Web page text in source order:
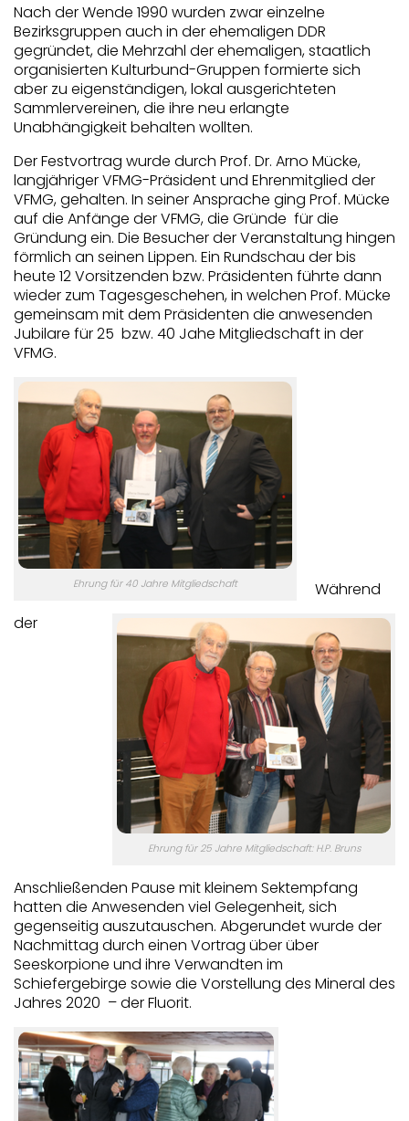
Nach der Wende 1990 wurden zwar einzelne
Bezirksgruppen auch in der ehemaligen DDR
gegründet, die Mehrzahl der ehemaligen, staatlich
organisierten Kulturbund-Gruppen formierte sich
aber zu eigenständigen, lokal ausgerichteten
Sammlervereinen, die ihre neu erlangte
Unabhängigkeit behalten wollten.
Der Festvortrag wurde durch Prof. Dr. Arno Mücke,
langjähriger VFMG-Präsident und Ehrenmitglied der
VFMG, gehalten. In seiner Ansprache ging Prof. Mücke
auf die Anfänge der VFMG, die Gründe für die
Gründung ein. Die Besucher der Veranstaltung hingen
förmlich an seinen Lippen. Ein Rundschau der bis
heute 12 Vorsitzenden bzw. Präsidenten führte dann
wieder zum Tagesgeschehen, in welchen Prof. Mücke
gemeinsam mit dem Präsidenten die anwesenden
Jubilare für 25 bzw. 40 Jahe Mitgliedschaft in der
VFMG.
Ehrung für 40 Jahre Mitgliedschaft
Ehrung für 25 Jahre Mitgliedschaft: H.P. Bruns
Während
der
Anschließenden Pause mit kleinem Sektempfang
hatten die Anwesenden viel Gelegenheit, sich
gegenseitig auszutauschen. Abgerundet wurde der
Nachmittag durch einen Vortrag über über
Seeskorpione und ihre Verwandten im
Schiefergebirge sowie die Vorstellung des Mineral des
Jahres 2020 – der Fluorit.